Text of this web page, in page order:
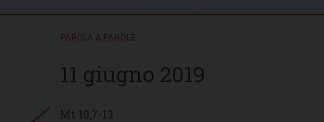
PAROLA & PAROLE
11 giugno 2019
Mt 10,7-13